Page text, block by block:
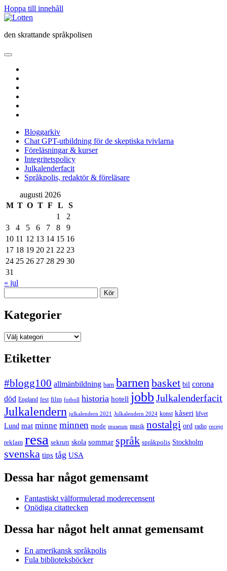
Hoppa till innehåll
Lotten
den skrattande språkpolisen
öppna
meny
Bloggarkiv
Chat GPT-utbildning för de skeptiska tvivlarna
Föreläsningar & kurser
Integritetspolicy
Julkalenderfacit
Språkpolis, redaktör & föreläsare
Sidopanel
augusti 2026
M T O T F L
S
1
2
3
4 5 6 7 8
9
10 11 12 13 14 15 16
17 18 19 20 21 22 23
24 25 26 27 28 29 30
31
« jul
Kategorier
Kategorier
Etiketter
#blogg100 allmänbildning barn barnen basket bil corona
död England fest film fotboll historia hotell jobb Julkalenderfacit
Julkalendern julkalendern 2021 Julkalendern 2024 konst kåseri lifvet
Lund mat minne minnen mode museum musik nostalgi ord radio recept
reklam resa sekrutt skola sommar språk språkpolis Stockholm
svenska tips tåg USA
Dessa har något gemensamt
Fantastiskt välformulerad moderecensent
Onödiga citattecken
Dessa har något helt annat gemensamt
En amerikansk språkpolis
Fula biblioteksböcker